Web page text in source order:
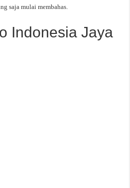
saja mulai membahas.
Indonesia Jaya